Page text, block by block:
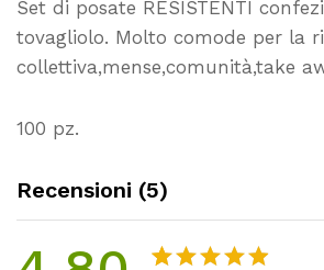
Set di posate RESISTENTI
tovagliolo. Molto comode per la
collettiva,mense,comunità,take
100 pz.
Recensioni (5)